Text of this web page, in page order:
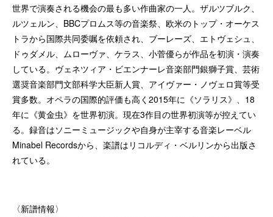
世界で演奏される機会の最も多い作曲家の一人。ザルツブルク、
ルツェルン、BBCプロムス等の音楽祭、欧米のトップ・オーケス
トラから国際共同委嘱を依頼され、ブーレーズ、エトヴェシュ、
ドゥダメル、ムローヴァ、ケラス、小菅優らが作品を初演・演奏
している。ヴェネツィア・ビエンナーレ音楽部門銀獅子賞、芸術
選奨音楽部門文部科学大臣新人賞、アイヴァー・ノヴェロ賞等受
賞多数。オペラの国際的評価も高く2015年に《ソラリス》、18
年に《黄金虫》を世界初演。現在3作目の世界初演等が控えてい
る。録音はソニーミュージックや自身が主宰する音楽レーベル
Minabel Recordsから、楽譜はリコルディ・ベルリンから出版さ
れている。
〈新譜情報〉